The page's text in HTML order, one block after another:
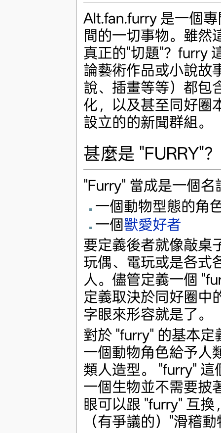
Alt.fan.furry 是一個專
間的一切事物。雖然
真正的"切題"？furry
論藝術作品或小說故
說、插畫等等）都包
化，以及甚至同好圈
設立的的新聞群組。
甚麼是 "FURRY"？
"Furry" 當成是一個
一個動物型態的角
一個獸愛好者
要定義後者就像敲桌
玩偶、電玩或是各式
人。儘管定義一個
定義取決於同好圈中
字眼來形容就是了。
對於 "furry" 的基本定
一個動物角色給予人
類人造型。 "furry"
一個生物並不需要披
眼可以跟 "furry" 互換
（有爭議的）"滑稽